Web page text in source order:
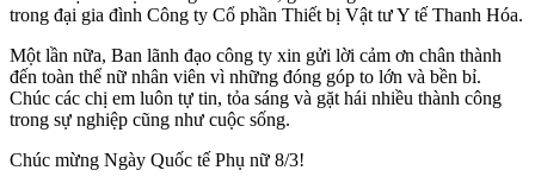
trong đại gia đình Công ty Cổ phần Thiết bị Vật tư Y tế Thanh Hóa.
Một lần nữa, Ban lãnh đạo công ty xin gửi lời cảm ơn chân thành
đến toàn thể nữ nhân viên vì những đóng góp to lớn và bền bỉ.
Chúc các chị em luôn tự tin, tỏa sáng và gặt hái nhiều thành công
trong sự nghiệp cũng như cuộc sống.
Chúc mừng Ngày Quốc tế Phụ nữ 8/3!